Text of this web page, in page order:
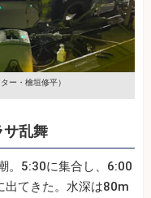
ー・檜垣修平）
サ乱舞
。5:30に集合し、6:00
出てきた。水深は80m